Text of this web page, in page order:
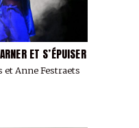
ET S’ÉPUISER
et Anne Festraets